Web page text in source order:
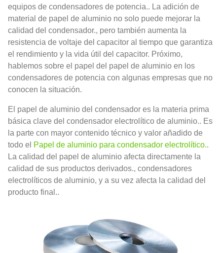
equipos de condensadores de potencia.. La adición de
material de papel de aluminio no solo puede mejorar la
calidad del condensador., pero también aumenta la
resistencia de voltaje del capacitor al tiempo que garantiza
el rendimiento y la vida útil del capacitor. Próximo,
hablemos sobre el papel del papel de aluminio en los
condensadores de potencia con algunas empresas que no
conocen la situación.
El papel de aluminio del condensador es la materia prima
básica clave del condensador electrolítico de aluminio.. Es
la parte con mayor contenido técnico y valor añadido de
todo el
Papel de aluminio para condensador electrolítico..
La calidad del papel de aluminio afecta directamente la
calidad de sus productos derivados., condensadores
electrolíticos de aluminio, y a su vez afecta la calidad del
producto final..